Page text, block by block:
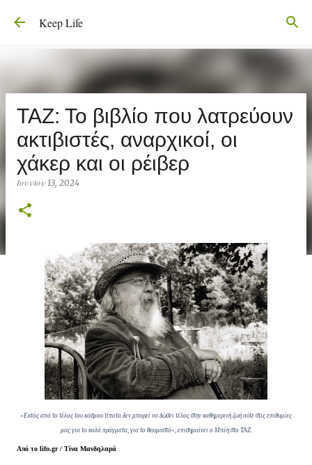
Μετάβαση στο κύριο περιεχόμενο
Keep Life
ΤΑΖ: Το βιβλίο που λατρεύουν
ακτιβιστές, αναρχικοί, οι
χάκερ και οι ρέιβερ
Ιουνίου 13, 2024
«Εκτός από το τέλος του κόσμου τίποτα δεν μπορεί να δώσει τέλος στην καθημερινή ζωή ούτε στις επιθυμίες
μας για τα καλά πράγματα, για το θαυμαστό», επισημαίνει ο Μπέη στο ΤΑΖ.
Από το lifo.gr / Τίνα Μανδηλαρά